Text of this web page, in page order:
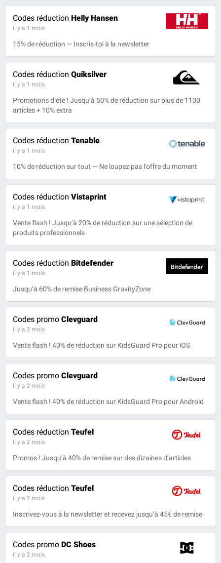
Codes réduction Helly Hansen
il y a 1 mois
15% de réduction — Inscris-toi à la newsletter
Codes réduction Quiksilver
il y a 1 mois
Promotions d’été ! Jusqu’à 50% de réduction sur plus de 1100
articles + 10% extra
Codes réduction Tenable
il y a 1 mois
10% de réduction sur tout — Ne loupez pas l’offre du moment
Codes réduction Vistaprint
il y a 1 mois
Vente flash ! Jusqu’à 20% de réduction sur une sélection de
produits professionnels
Codes réduction Bitdefender
il y a 1 mois
Jusqu’à 60% de remise Business GravityZone
Codes promo Clevguard
il y a 2 mois
Vente flash ! 40% de réduction sur KidsGuard Pro pour iOS
Codes promo Clevguard
il y a 2 mois
Vente flash ! 40% de réduction sur KidsGuard Pro pour Android
Codes réduction Teufel
il y a 2 mois
Promos ! Jusqu’à 40% de remise sur des dizaines d’articles
Codes réduction Teufel
il y a 2 mois
Inscrivez-vous à la newsletter et recevez jusqu’à 45€ de remise
Codes promo DC Shoes
il y a 2 mois